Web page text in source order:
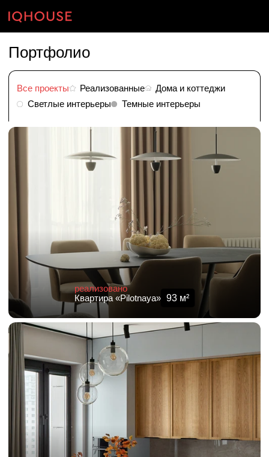
Портфолио
Все проекты Реализованные
Дома и коттеджи
Светлые интерьеры
Темные интерьеры
реализовано
Квартира «Pilotnaya» 93 м²